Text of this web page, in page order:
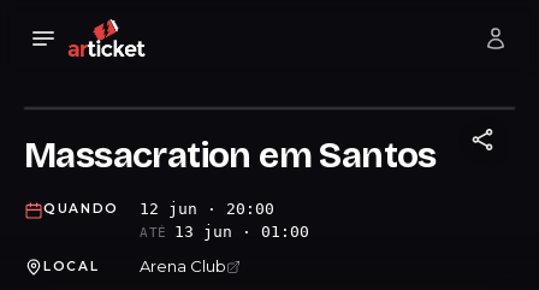
Massacration em Santos
QUANDO 12 jun · 20:00
ATÉ 13 jun · 01:00
LOCAL Arena Club